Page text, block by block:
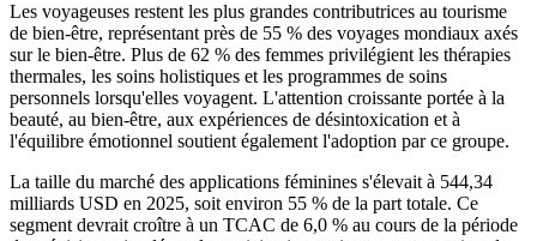
Les voyageuses restent les plus grandes contributrices au tourisme
de bien-être, représentant près de 55 % des voyages mondiaux axés
sur le bien-être. Plus de 62 % des femmes privilégient les thérapies
thermales, les soins holistiques et les programmes de soins
personnels lorsqu'elles voyagent. L'attention croissante portée à la
beauté, au bien-être, aux expériences de désintoxication et à
l'équilibre émotionnel soutient également l'adoption par ce groupe.
La taille du marché des applications féminines s'élevait à 544,34
milliards USD en 2025, soit environ 55 % de la part totale. Ce
segment devrait croître à un TCAC de 6,0 % au cours de la période